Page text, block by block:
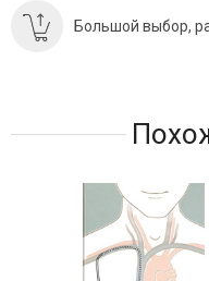
Большой выбор,